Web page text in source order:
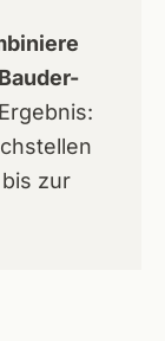
zur